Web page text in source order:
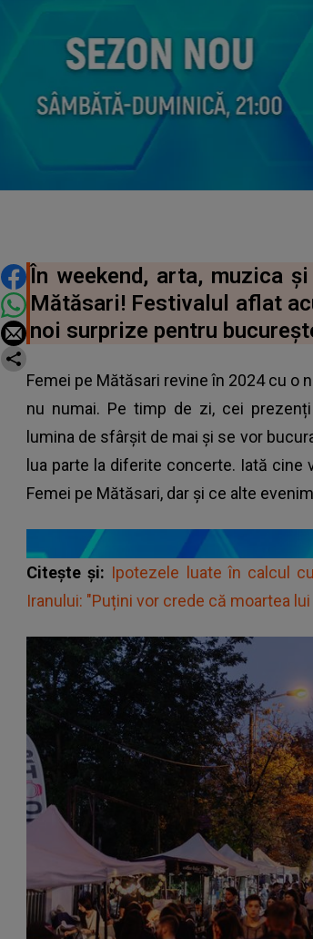
DISTRIBUIE ARTICOLUL
În weekend, arta, muzica
Mătăsari! Festivalul aflat
noi surprize pentru
Femei pe Mătăsari revine în 2024 cu o
nu numai. Pe timp de zi, cei
lumina de sfârșit de mai și se vor
lua parte la diferite concerte. Iată cine
Femei pe Mătăsari, dar și ce alte
Citește și: Ipotezele luate în calcul
Iranului: "Puțini vor crede că moartea